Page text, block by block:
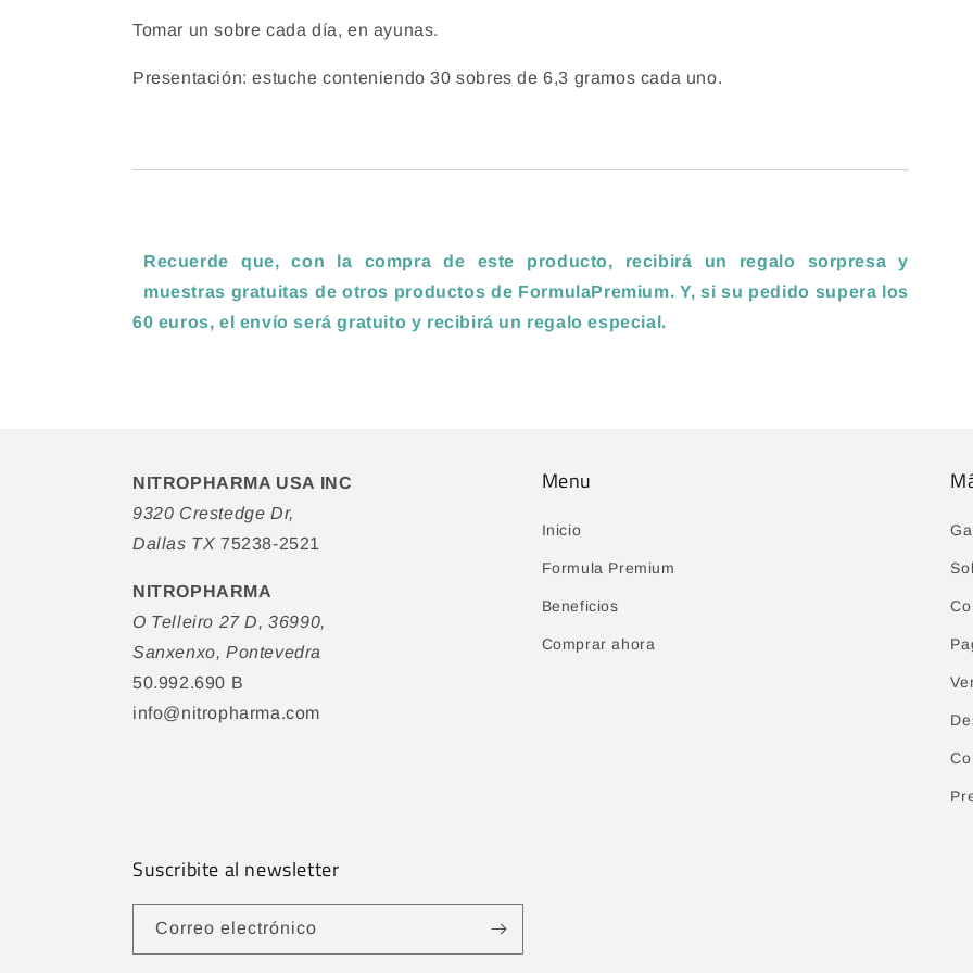
Tomar un sobre cada día, en ayunas.
Presentación: estuche conteniendo 30 sobres de 6,3 gramos cada uno.
Recuerde que, con la compra de este producto, recibirá un regalo sorpresa y
muestras gratuitas de otros productos de FormulaPremium. Y, si su pedido supera los
60 euros, el envío será gratuito y recibirá un regalo especial.
NITROPHARMA USA INC
9320 Crestedge Dr,
Dallas TX 75238-2521
NITROPHARMA
O Telleiro 27 D, 36990,
Sanxenxo, Pontevedra
50.992.690 B
info@nitropharma.com
Menu
Inicio
Formula Premium
Beneficios
Comprar ahora
Suscribite al newsletter
Correo electrónico